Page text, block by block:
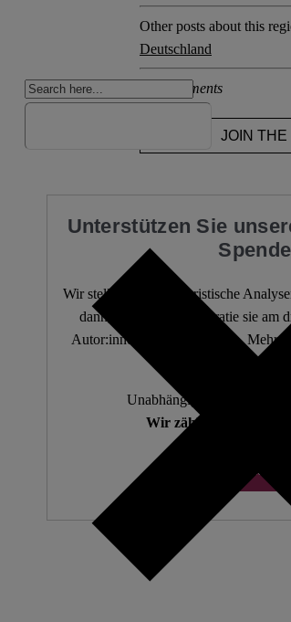
Other posts about this
Deutschland
No Comments
JOIN THE
Unterstützen Sie
Wir stellen fundierte juristische
dann, wenn die Demokratie sie am
Autor:innen. 10.000 Beiträge. Mehr
Unabhängig. Open Access.
Wir zählen auf Sie,
Spenden ♡